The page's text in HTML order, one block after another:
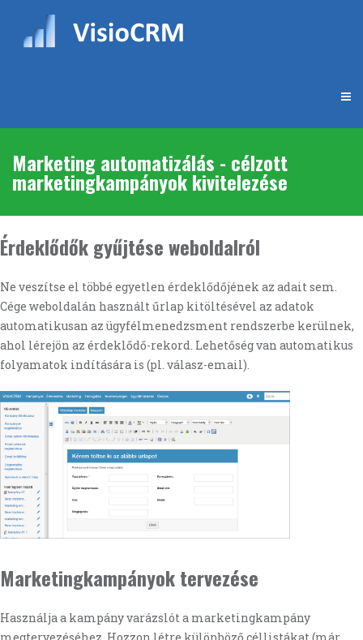
Marketing automatizálás - célzott
marketingkampányok kivitelezése
Érdeklődők gyűjtése weboldalról
Ne veszítse el többé egyetlen érdeklődőjének az adait sem.
Cége weboldalán használt űrlap kitöltésével az adatok
automatikusan az ügyfélmenedzsment rendszerbe kerülnek,
ahol lérejön az érdeklődő-rekord. Lehetőség van automatikus
folyamatok indítására is (pl. válasz-email).
Marketingkampányok tervezése
Használja a kampány varázslót a marketingkampány